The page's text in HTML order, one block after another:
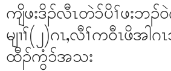
ကျိဖးဒိၣ်လီၤတဲၥ်ပိၢ်ဖးဘၣ်
မျၢၢ်(၂)ဂၤ,လီၢ်က၀ီၤဖိအါဂ
ထီၣ်ကွံၥ်အသး